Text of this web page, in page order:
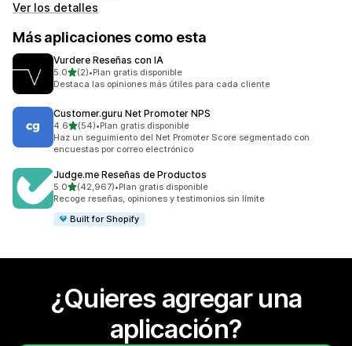
Ver los detalles
Más aplicaciones como esta
Vurdere Reseñas con IA
5.0de 5 estrellas
(2)
2 reseñas en total
•Plan gratis disponible
Destaca las opiniones más útiles para cada cliente
Customer.guru Net Promoter NPS
4.6de 5 estrellas
(54)
54 reseñas en total
•Plan gratis disponible
Haz un seguimiento del Net Promoter Score segmentado con
encuestas por correo electrónico
Judge.me Reseñas de Productos
5.0de 5 estrellas
(42,967)
42967 reseñas en total
•Plan gratis disponible
Recoge reseñas, opiniones y testimonios sin límite
Built for Shopify
¿Quieres agregar una
aplicación?